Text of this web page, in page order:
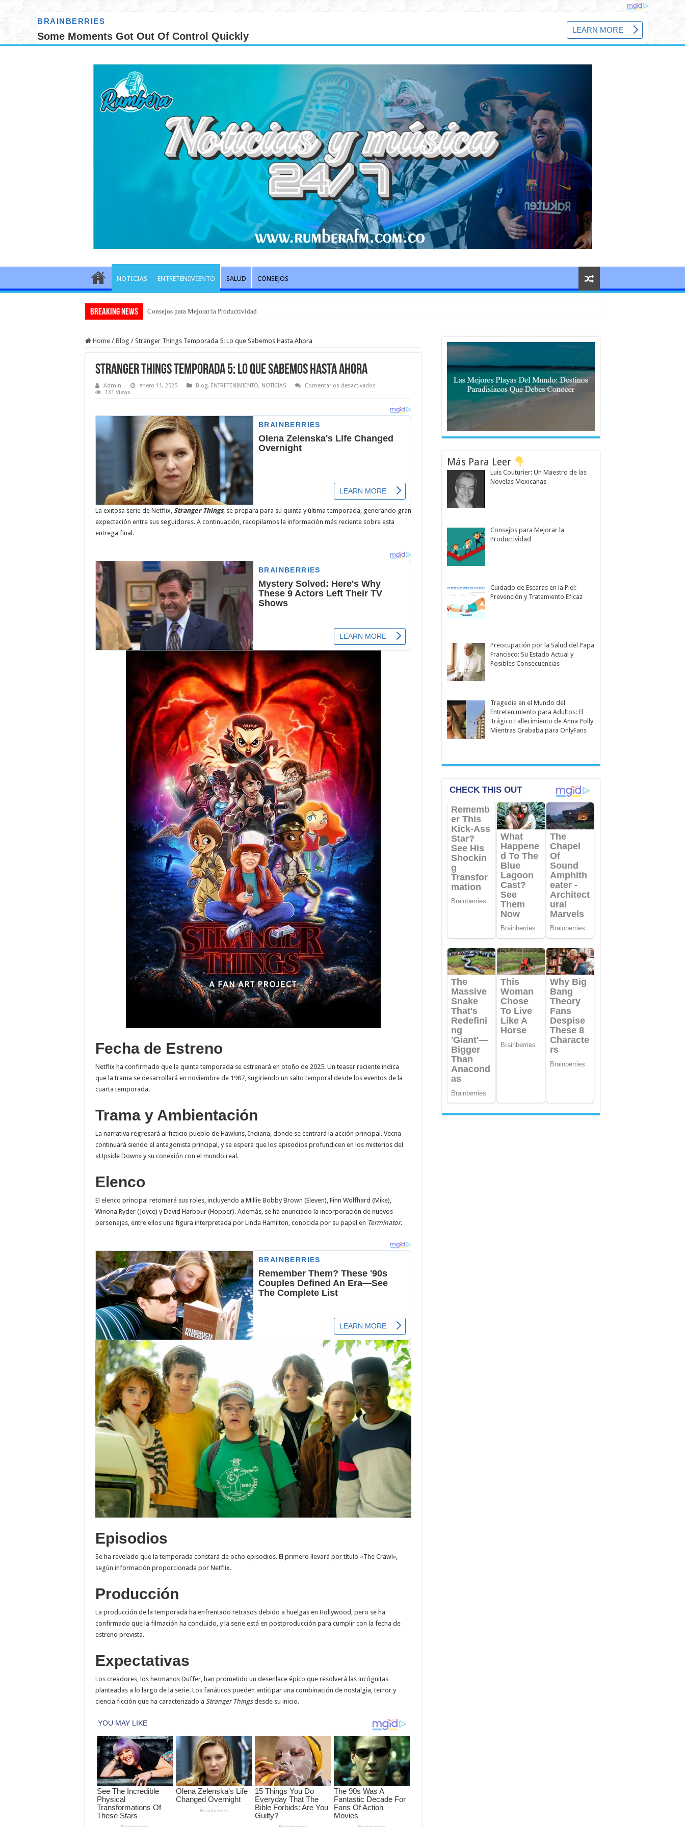
NOTICIAS ENTRETENIMIENTO SALUD CONSEJOS
Breaking News Consejos para Mejorar la Productividad
Home / Blog / Stranger Things Temporada 5: Lo que Sabemos Hasta Ahora
Stranger Things Temporada 5: Lo que Sabemos Hasta Ahora
Admin enero 11, 2025 Blog, ENTRETENIMIENTO, NOTICIAS Comentarios desactivados
Lo
Hasta
Ahora
131 Views
La exitosa serie de Netflix, Stranger Things, se prepara para su quinta y última temporada, generando gran
expectación entre sus seguidores. A continuación, recopilamos la información más reciente sobre esta
entrega final.
Fecha de Estreno
Netflix ha confirmado que la quinta temporada se estrenará en otoño de 2025. Un teaser reciente indica
que la trama se desarrollará en noviembre de 1987, sugiriendo un salto temporal desde los eventos de la
cuarta temporada.
Trama y Ambientación
La narrativa regresará al ficticio pueblo de Hawkins, Indiana, donde se centrará la acción principal. Vecna
continuará siendo el antagonista principal, y se espera que los episodios profundicen en los misterios del
«Upside Down» y su conexión con el mundo real.
Elenco
El elenco principal retomará sus roles, incluyendo a Millie Bobby Brown (Eleven), Finn Wolfhard (Mike),
Winona Ryder (Joyce) y David Harbour (Hopper). Además, se ha anunciado la incorporación de nuevos
personajes, entre ellos una figura interpretada por Linda Hamilton, conocida por su papel en Terminator.
Episodios
Se ha revelado que la temporada constará de ocho episodios. El primero llevará por título «The Crawl»,
según información proporcionada por Netflix.
Producción
La producción de la temporada ha enfrentado retrasos debido a huelgas en Hollywood, pero se ha
confirmado que la filmación ha concluido, y la serie está en postproducción para cumplir con la fecha de
estreno prevista.
Expectativas
Los creadores, los hermanos Duffer, han prometido un desenlace épico que resolverá las incógnitas
planteadas a lo largo de la serie. Los fanáticos pueden anticipar una combinación de nostalgia, terror y
ciencia ficción que ha caracterizado a Stranger Thingsdesde su inicio.
Más Para Leer
Luis Couturier: Un Maestro de las
Novelas Mexicanas
Consejos para Mejorar la
Productividad
Cuidado de Escaras en la Piel:
Prevención y Tratamiento Eficaz
Preocupación por la Salud del Papa
Francisco: Su Estado Actual y
Posibles Consecuencias
Tragedia en el Mundo del
Entretenimiento para Adultos: El
Trágico Fallecimiento de Anna Polly
Mientras Grababa para OnlyFans